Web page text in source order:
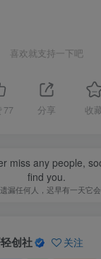
喜欢就支持一下吧
77 分享 收
miss any people,
find you.
漏任何人，迟早有一天它
创社 关注